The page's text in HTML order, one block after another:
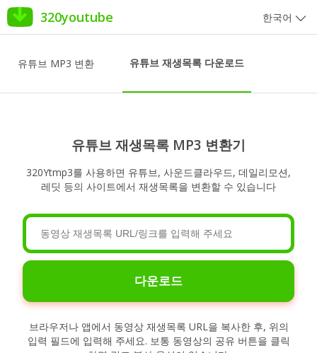
320youtube 한국어
유튜브 MP3 변환 유튜브 재생목록 다운로드
유튜브 재생목록 MP3 변환기
320Ytmp3를 사용하면 유튜브, 사운드클라우드, 데일리모션,
레딧 등의 사이트에서 재생목록을 변환할 수 있습니다
다운로드
브라우저나 앱에서 동영상 재생목록 URL을 복사한 후, 위의
입력 필드에 입력해 주세요. 보통 동영상의 공유 버튼을 클릭